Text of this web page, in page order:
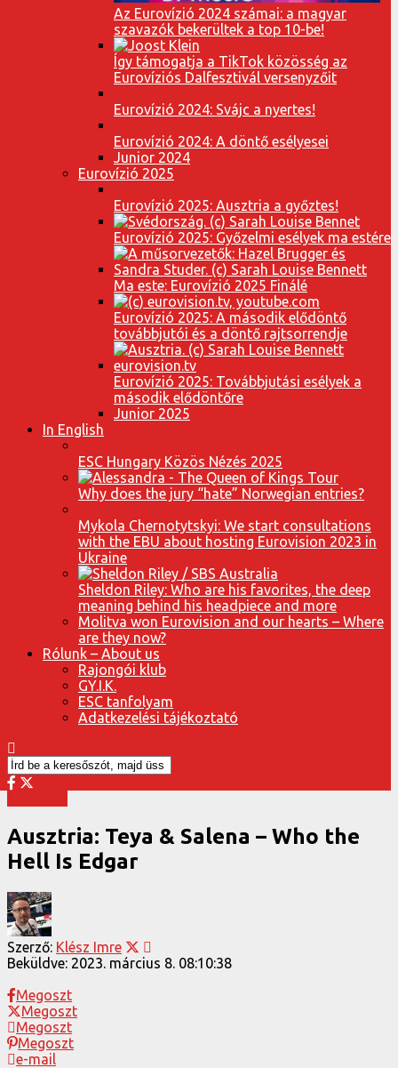
Az Eurovízió 2024 számai: a magyar
szavazók bekerültek a top 10-be!
Így támogatja a TikTok közösség az
Eurovíziós Dalfesztivál versenyzőit
Eurovízió 2024: Svájc a nyertes!
Eurovízió 2024: A döntő esélyesei
Junior 2024
Eurovízió 2025
Eurovízió 2025: Ausztria a győztes!
Eurovízió 2025: Győzelmi esélyek ma estére
Ma este: Eurovízió 2025 Finálé
Eurovízió 2025: A második elődöntő
továbbjutói és a döntő rajtsorrendje
Eurovízió 2025: Továbbjutási esélyek a
második elődöntőre
Junior 2025
In English
ESC Hungary Közös Nézés 2025
Why does the jury “hate” Norwegian entries?
Mykola Chernotytskyi: We start consultations
with the EBU about hosting Eurovision 2023 in
Ukraine
Sheldon Riley: Who are his favorites, the deep
meaning behind his headpiece and more
Molitva won Eurovision and our hearts – Where
are they now?
Rólunk – About us
Rajongói klub
GY.I.K.
ESC tanfolyam
Adatkezelési tájékoztató
Ausztria: Teya & Salena – Who the
Hell Is Edgar
Szerző: Klész Imre
Beküldve: 2023. március 8. 08:10:38
Megoszt
Megoszt
Megoszt
Megoszt
e-mail